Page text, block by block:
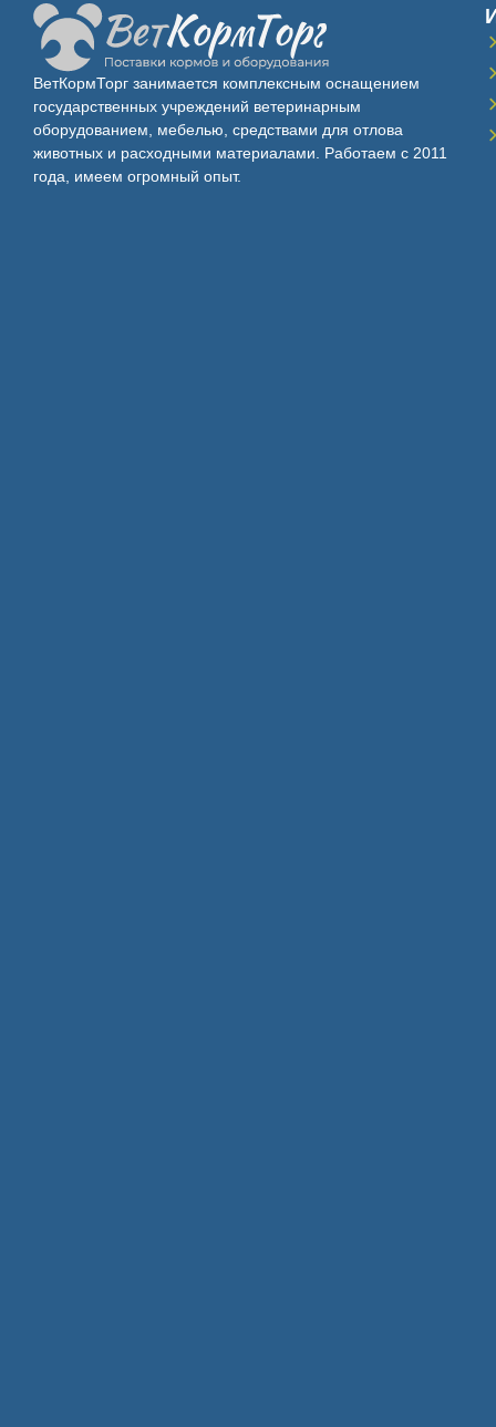
ВетКормТорг занимается комплексным оснащением
государственных учреждений ветеринарным
оборудованием, мебелью, средствами для отлова
животных и расходными материалами. Работаем с 2011
года, имеем огромный опыт.